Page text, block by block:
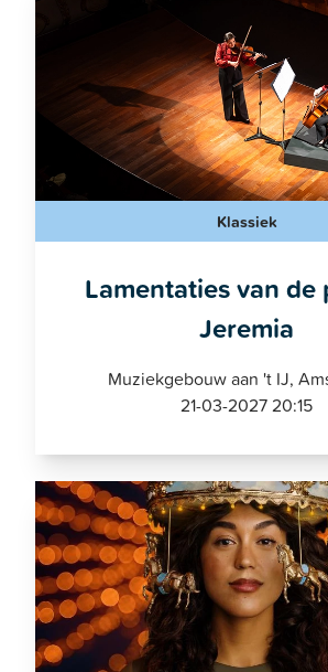
Klassiek
Lamentaties van de
Jeremia
Muziekgebouw aan 't IJ,
21-03-2027 20:15